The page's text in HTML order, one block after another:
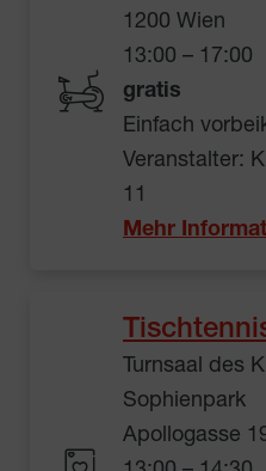
1200 Wien
13:00 – 17:00
gratis
Einfach
Veranstalter:
11
Mehr
Turnsaal des
Sophienpark
Apollogasse